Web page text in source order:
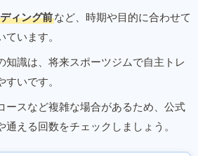
ィング前など、時期や目的に合わせて
います。
知識は、将来スポーツジムで自主トレ
いです。
ースなど複雑な場合があるため、公式
える回数をチェックしましょう。